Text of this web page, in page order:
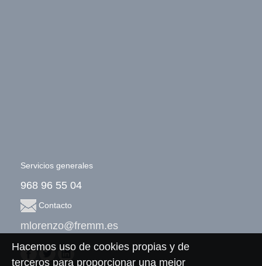
Servicios generales
968 96 55 04
Contacto
mlorenzo@fremm.es
Hacemos uso de cookies propias y de
terceros para proporcionar una mejor